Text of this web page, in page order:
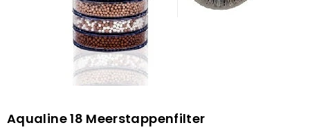
Aqualine 18 Meerstappenfilter